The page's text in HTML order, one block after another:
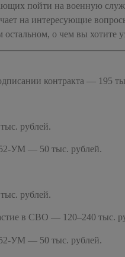
пойти на военную
на интересующие
о чем вы хотите
контракта — 195
рублей.
УМ — 50 тыс. рублей.
рублей.
в СВО — 120–240 тыс.
УМ — 50 тыс. рублей.